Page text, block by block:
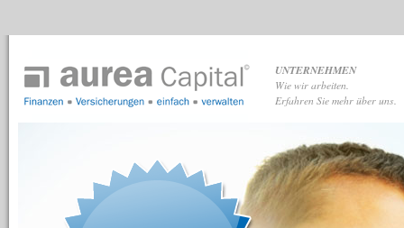
UNTERNEHMEN
Wie wir arbeiten.
Erfahren Sie mehr über uns.